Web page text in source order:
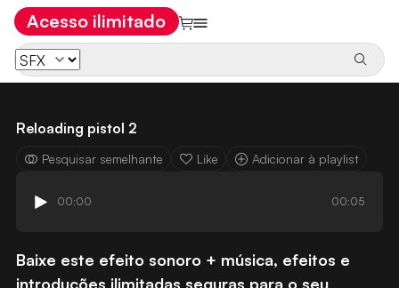
Acesso ilimitado
Reloading pistol 2
Pesquisar semelhante Like Adicionar à playlist
00:00 00:05
Baixe este efeito sonoro + música, efeitos e
introduções ilimitadas seguras para o seu